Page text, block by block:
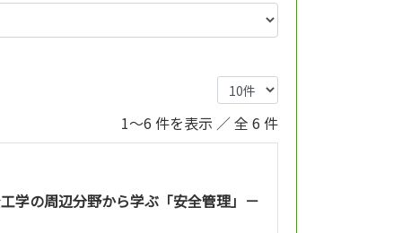
1～6 件を表示 ／ 全 6 件
学の周辺分野から学ぶ「安全管理」－